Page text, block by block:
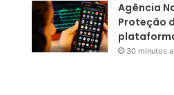
Agência
Proteção
30 minutos